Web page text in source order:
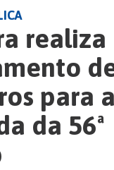
realiza
para a
da 56ª